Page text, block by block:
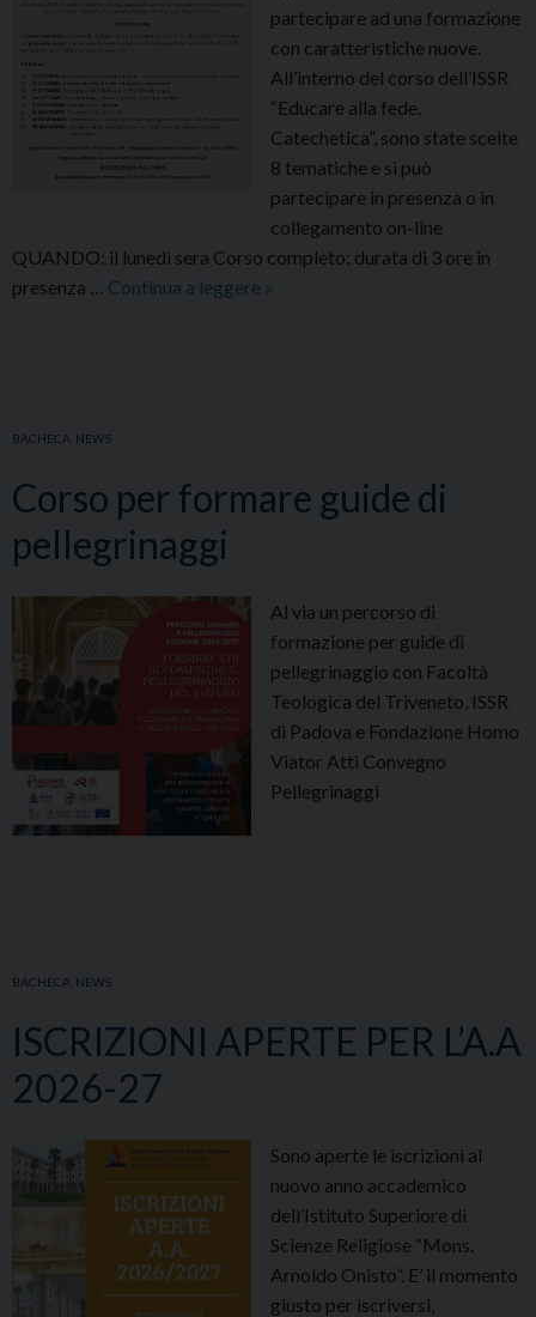
partecipare ad una formazione
con caratteristiche nuove.
All’interno del corso dell’ISSR
“Educare alla fede.
Catechetica”, sono state scelte
8 tematiche e si può
partecipare in presenza o in
collegamento on-line
QUANDO: il lunedì sera Corso completo: durata di 3 ore in
presenza … Continua a leggere EDUCARE
»
BACHECA NEWS
Corso per formare guide di
pellegrinaggi
Al via un percorso di
formazione per guide di
pellegrinaggio con Facoltà
Teologica del Triveneto, ISSR
di Padova e Fondazione Homo
Viator Atti Convegno
Pellegrinaggi
BACHECA NEWS
ISCRIZIONI APERTE PER L’A.A
2026-27
Sono aperte le iscrizioni al
nuovo anno accademico
dell’Istituto Superiore di
Scienze Religiose “Mons.
Arnoldo Onisto”. E’ il momento
giusto per iscriversi,